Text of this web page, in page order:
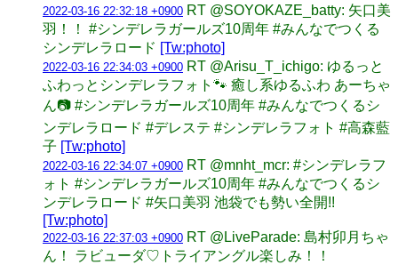
2022-03-16 22:32:18 +0900 RT @SOYOKAZE_batty: 矢口美
羽！！ #シンデレラガールズ10周年 #みんなでつくる
シンデレラロード [Tw:photo]
2022-03-16 22:34:03 +0900 RT @Arisu_T_ichigo: ゆるっと
ふわっとシンデレラフォト🐾 癒し系ゆるふわ あーちゃ
ん📷️ #シンデレラガールズ10周年 #みんなでつくるシ
ンデレラロード #デレステ #シンデレラフォト #高森藍
子 [Tw:photo]
2022-03-16 22:34:07 +0900 RT @mnht_mcr: #シンデレラフ
ォト #シンデレラガールズ10周年 #みんなでつくるシ
ンデレラロード #矢口美羽 池袋でも勢い全開!!
[Tw:photo]
2022-03-16 22:37:03 +0900 RT @LiveParade: 島村卯月ちゃ
ん！ ラビューダ♡トライアングル楽しみ！！